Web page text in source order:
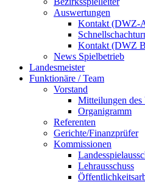
Auswertungen
Kontakt (DWZ-
Kontakt (DWZ
News Spielbetrieb
Landesmeister
Funktionäre / Team
Vorstand
Mitteilungen des
Organigramm
Referenten
Gerichte/Finanzprüfer
Kommissionen
Lehrausschuss